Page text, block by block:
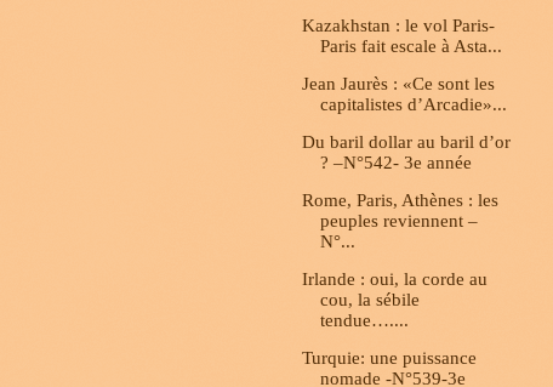
Kazakhstan : le vol Paris-
Paris fait escale à Asta...
Jean Jaurès : «Ce sont les
capitalistes d’Arcadie»...
Du baril dollar au baril d’or
? –N°542- 3e année
Rome, Paris, Athènes : les
peuples reviennent –
N°...
Irlande : oui, la corde au
cou, la sébile
tendue…....
Turquie: une puissance
nomade -N°539-3e